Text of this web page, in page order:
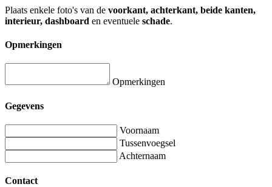
Plaats enkele foto's van de voorkant, achterkant, beide kanten,
interieur, dashboard en eventuele schade.
Opmerkingen
Opmerkingen
Gegevens
Voornaam
Tussenvoegsel
Achternaam
Contact